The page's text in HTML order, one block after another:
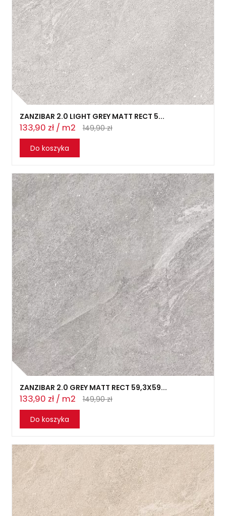
ZANZIBAR 2.0 LIGHT GREY MATT RECT 5...
133,90 zł / m2
149,90 zł
Do koszyka
ZANZIBAR 2.0 GREY MATT RECT 59,3X59...
133,90 zł / m2
149,90 zł
Do koszyka